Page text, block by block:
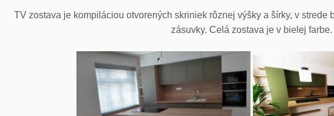
TV zostava je kompiláciou otvorených skriniek rôznej výšky a šírky, v strede
zásuvky. Celá zostava je v bielej farbe.